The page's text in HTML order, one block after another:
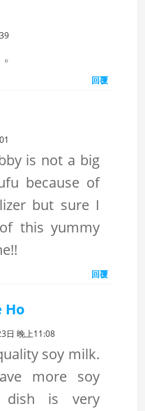
回覆
is not a big
because of
but sure I
this yummy
回覆
Ho
日 晚上11:08
soy milk.
more soy
dish is very